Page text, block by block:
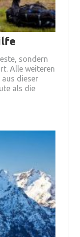
sondern
Alle weiteren
dieser
als die